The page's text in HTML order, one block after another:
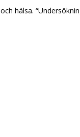
hälsa.